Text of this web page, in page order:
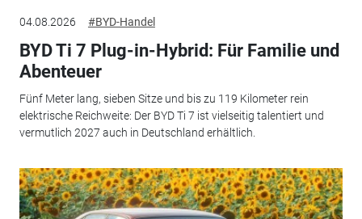
04.08.2026 #BYD-Handel
BYD Ti 7 Plug-in-Hybrid: Für Familie und
Abenteuer
Fünf Meter lang, sieben Sitze und bis zu 119 Kilometer rein
elektrische Reichweite: Der BYD Ti 7 ist vielseitig talentiert und
vermutlich 2027 auch in Deutschland erhältlich.